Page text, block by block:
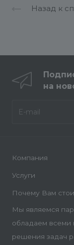
Назад к
на
Компания
Услуги
Почему Вам
Мы являемся
обладаем
решения задач